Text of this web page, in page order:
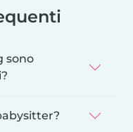
sono